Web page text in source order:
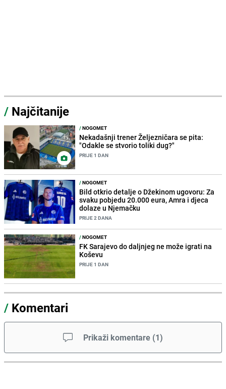
/ Najčitanije
/NOGOMET
Nekadašnji trener Željezničara se pita:
"Odakle se stvorio toliki dug?"
PRIJE 1 DAN
/NOGOMET
Bild otkrio detalje o Džekinom ugovoru: Za
svaku pobjedu 20.000 eura, Amra i djeca
dolaze u Njemačku
PRIJE 2 DANA
/NOGOMET
FK Sarajevo do daljnjeg ne može igrati na
Koševu
PRIJE 1 DAN
/ Komentari
Prikaži komentare (1)